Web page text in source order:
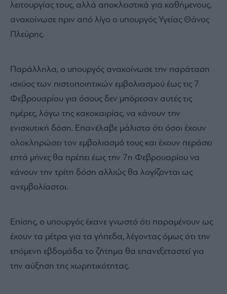
λειτουργίας τους, αλλά αποκλειστικά για καθήμενους,
ανακοίνωσε πριν από λίγο ο υπουργός Υγείας Θάνος
Πλεύρης.
Παράλληλα, ο υπουργός ανακοίνωσε την παράταση
ισχύος των πιστοποιητικών εμβολιασμού έως τις 7
Φεβρουαρίου για όσους δεν μπόρεσαν αυτές τις
ημέρες, λόγω της κακοκαιρίας, να κάνουν την
ενισχυτική δόση. Επανέλαβε μάλιστα ότι όσοι έχουν
ολοκληρώσει τον εμβολιασμό τους και έχουν περάσει
επτά μήνες θα πρέπει έως την 7η Φεβρουαρίου να
κάνουν την τρίτη δόση αλλιώς θα λογίζονται ως
ανεμβολίαστοι.
Επίσης, ο υπουργός έκανε γνωστό ότι παραμένουν ως
έχουν τα μέτρα για τα γήπεδα, λέγοντας όμως ότι την
επόμενη εβδομάδα το ζήτημα θα επανεξεταστεί για
την αύξηση της χωρητικότητας.